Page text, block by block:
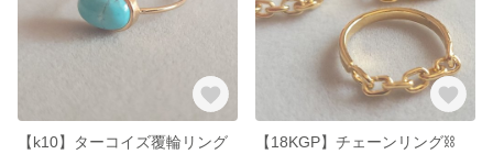
【k10】ターコイズ覆輪リング
【18KGP】チェーンリング⛓️